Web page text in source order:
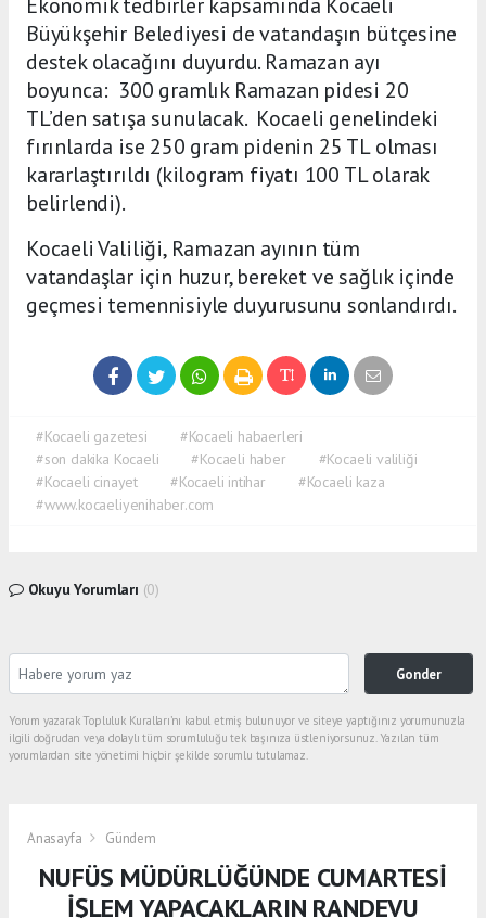
Ekonomik tedbirler kapsamında Kocaeli
Büyükşehir Belediyesi de vatandaşın bütçesine
destek olacağını duyurdu. Ramazan ayı
boyunca: 300 gramlık Ramazan pidesi 20
TL’den satışa sunulacak. Kocaeli genelindeki
fırınlarda ise 250 gram pidenin 25 TL olması
kararlaştırıldı (kilogram fiyatı 100 TL olarak
belirlendi).
Kocaeli Valiliği, Ramazan ayının tüm
vatandaşlar için huzur, bereket ve sağlık içinde
geçmesi temennisiyle duyurusunu sonlandırdı.
#Kocaeli gazetesi
#Kocaeli habaerleri
#son dakika Kocaeli
#Kocaeli haber
#Kocaeli valiliği
#Kocaeli cinayet
#Kocaeli intihar
#Kocaeli kaza
#www.kocaeliyenihaber.com
Okuyu Yorumları (0)
Gonder
Yorum yazarak Topluluk Kuralları’nı kabul etmiş bulunuyor ve siteye yaptığınız yorumunuzla
ilgili doğrudan veya dolaylı tüm sorumluluğu tek başınıza üstleniyorsunuz. Yazılan tüm
yorumlardan site yönetimi hiçbir şekilde sorumlu tutulamaz.
Anasayfa Gündem
NUFÜS MÜDÜRLÜĞÜNDE CUMARTESİ
İŞLEM YAPACAKLARIN RANDEVU